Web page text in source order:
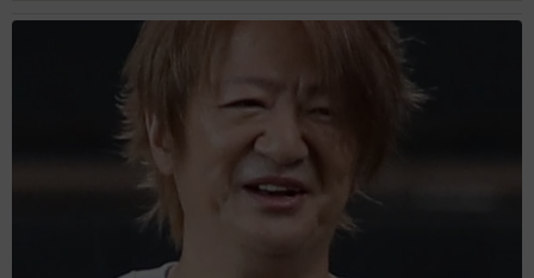
ー今後はどのような漫画を描いていきたいと考えています
か。目指している作風やテーマがあれば教えてください。
元々ストーリー漫画を描いているので、ジャンプルーキー
に投稿してみたいと考えています。エッセイ漫画は自分の
思い出保存的な意味でもやっているので、緩く長く自分が
楽しいように続けていきたいなと考えています。読んでい